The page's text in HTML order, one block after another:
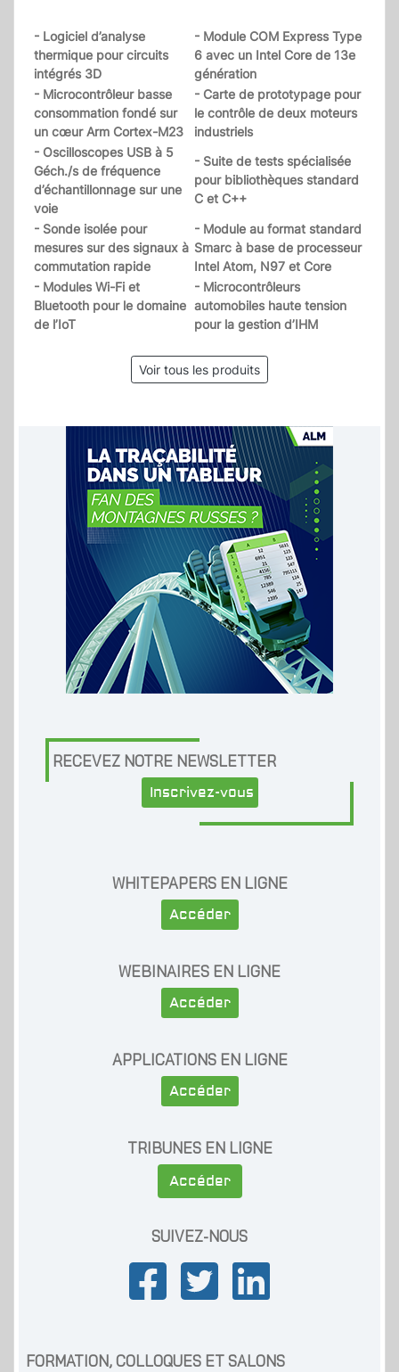
- Logiciel d’analyse
thermique pour circuits
intégrés 3D
- Module COM Express Type
6 avec un Intel Core de 13e
génération
- Microcontrôleur basse
consommation fondé sur
un cœur Arm Cortex-M23
- Carte de prototypage pour
le contrôle de deux moteurs
industriels
- Oscilloscopes USB à 5
Géch./s de fréquence
d’échantillonnage sur une
voie
- Suite de tests spécialisée
pour bibliothèques standard
C et C++
- Sonde isolée pour
mesures sur des signaux à
commutation rapide
- Module au format standard
Smarc à base de processeur
Intel Atom, N97 et Core
- Modules Wi-Fi et
Bluetooth pour le domaine
de l’IoT
- Microcontrôleurs
automobiles haute tension
pour la gestion d’IHM
Voir tous les produits
RECEVEZ NOTRE NEWSLETTER
Inscrivez-vous
WHITEPAPERS EN LIGNE
Accéder
WEBINAIRES EN LIGNE
Accéder
APPLICATIONS EN LIGNE
Accéder
TRIBUNES EN LIGNE
Accéder
SUIVEZ-NOUS
FORMATION, COLLOQUES ET SALONS